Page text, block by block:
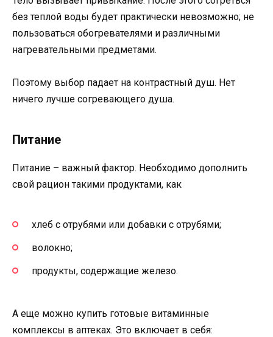
без теплой воды будет практически невозможно; не
пользоваться обогревателями и различными
нагревательными предметами.
Поэтому выбор падает на контрастный душ. Нет
ничего лучше согревающего душа.
Питание
Питание – важный фактор. Необходимо дополнить
свой рацион такими продуктами, как
хлеб с отрубями или добавки с отрубями;
волокно;
продукты, содержащие железо.
А еще можно купить готовые витаминные
комплексы в аптеках. Это включает в себя: